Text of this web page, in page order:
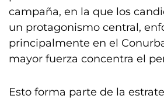
campaña, en la que los
un protagonismo central,
principalmente en el
mayor fuerza concentra el
Esto forma parte de la